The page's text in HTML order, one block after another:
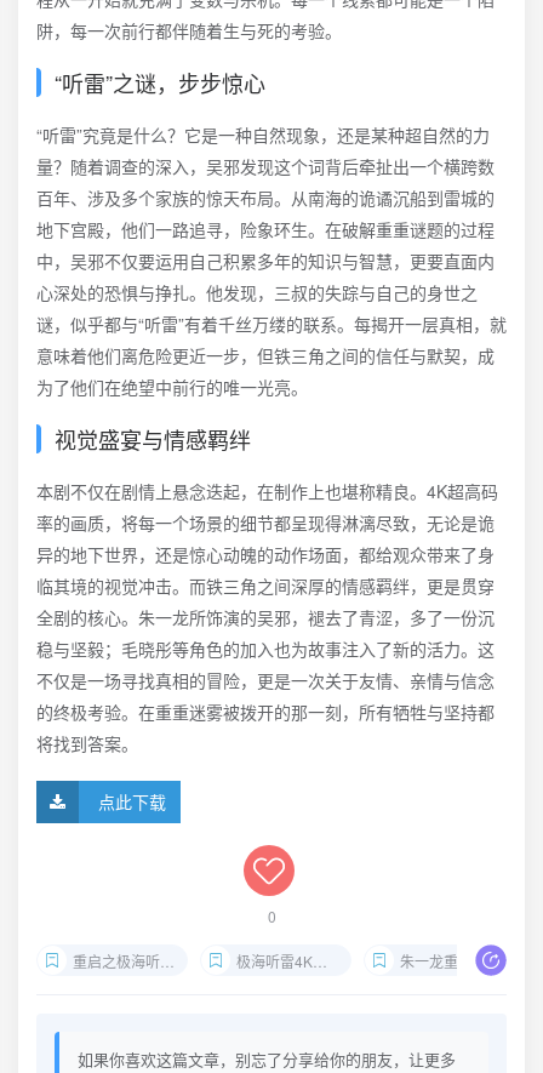
阱，每一次前行都伴随着生与死的考验。
“听雷”之谜，步步惊心
“听雷”究竟是什么？它是一种自然现象，还是某种超自然的力
量？随着调查的深入，吴邪发现这个词背后牵扯出一个横跨数
百年、涉及多个家族的惊天布局。从南海的诡谲沉船到雷城的
地下宫殿，他们一路追寻，险象环生。在破解重重谜题的过程
中，吴邪不仅要运用自己积累多年的知识与智慧，更要直面内
心深处的恐惧与挣扎。他发现，三叔的失踪与自己的身世之
谜，似乎都与“听雷”有着千丝万缕的联系。每揭开一层真相，就
意味着他们离危险更近一步，但铁三角之间的信任与默契，成
为了他们在绝望中前行的唯一光亮。
视觉盛宴与情感羁绊
本剧不仅在剧情上悬念迭起，在制作上也堪称精良。4K超高码
率的画质，将每一个场景的细节都呈现得淋漓尽致，无论是诡
异的地下世界，还是惊心动魄的动作场面，都给观众带来了身
临其境的视觉冲击。而铁三角之间深厚的情感羁绊，更是贯穿
全剧的核心。朱一龙所饰演的吴邪，褪去了青涩，多了一份沉
稳与坚毅；毛晓彤等角色的加入也为故事注入了新的活力。这
不仅是一场寻找真相的冒险，更是一次关于友情、亲情与信念
的终极考验。在重重迷雾被拨开的那一刻，所有牺牲与坚持都
将找到答案。
点此下载
0
重启之极海听雷下载 极海听雷4K合集 朱一龙重启之极海听雷
如果你喜欢这篇文章，别忘了分享给你的朋友，让更多